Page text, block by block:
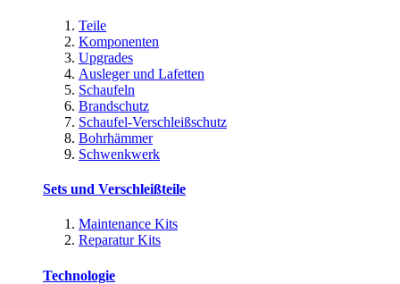
Teile
Komponenten
Upgrades
Ausleger und Lafetten
Schaufeln
Brandschutz
Schaufel-Verschleißschutz
Bohrhämmer
Schwenkwerk
Sets und Verschleißteile
Maintenance Kits
Reparatur Kits
Technologie